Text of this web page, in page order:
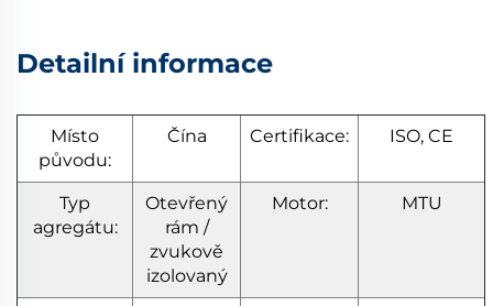
Detailní informace
Místo
původu:
Čína Certifikace: ISO, CE
Typ
agregátu:
Otevřený
rám /
zvukově
izolovaný
Motor: MTU